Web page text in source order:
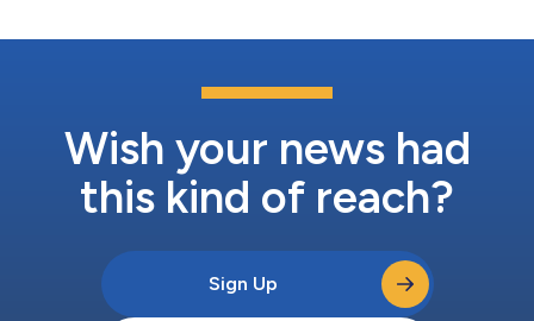
举行的美国国家公务航空协会公务航空会议暨展览会(NBAA-
验。在展会期间，参会者将在亨德森行政机场的公司静态展示区欣
Wish your news had
this kind of reach?
Sign Up